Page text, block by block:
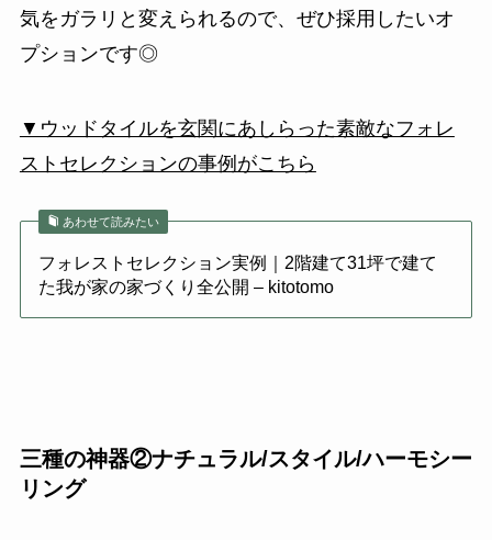
気をガラリと変えられるので、ぜひ採用したいオ
プションです◎
▼ウッドタイルを玄関にあしらった素敵なフォレ
ストセレクションの事例がこちら
あわせて読みたい
フォレストセレクション実例｜2階建て31坪で建て
た我が家の家づくり全公開 – kitotomo
三種の神器②ナチュラル/スタイル/ハーモシー
リング